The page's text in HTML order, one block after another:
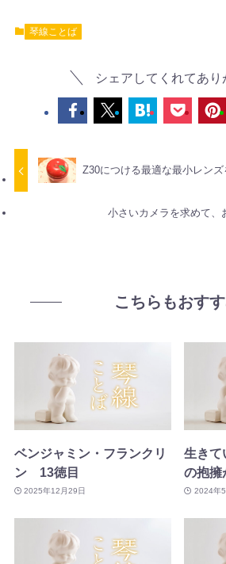
琴線ことば
シェアしてくれてあり
Z30につける最適な最小レンズ
小さいカメラを求めて、
こちらもおす
ベンジャミン・フランクリ
ン 13徳目
2025年12月29日
生きて
の抱擁
2024年